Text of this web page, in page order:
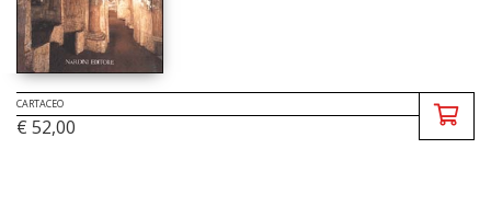
CARTACEO
€ 52,00